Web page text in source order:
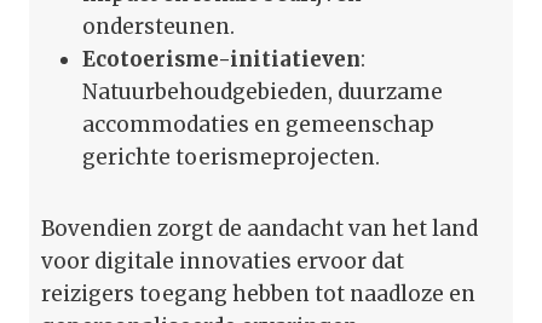
ondersteunen.
Ecotoerisme-initiatieven:
Natuurbehoudgebieden, duurzame
accommodaties en gemeenschap
gerichte toerismeprojecten.
Bovendien zorgt de aandacht van het land
voor digitale innovaties ervoor dat
reizigers toegang hebben tot naadloze en